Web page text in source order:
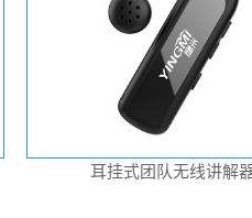
耳挂式团队无线讲解